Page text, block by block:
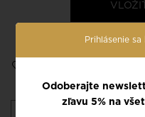
Prihlásenie
Odoberajte
zľavu 5% na